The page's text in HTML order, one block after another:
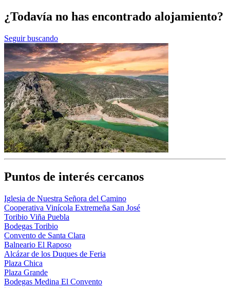
¿Todavía no has encontrado alojamiento?
Seguir buscando
Puntos de interés cercanos
Iglesia de Nuestra Señora del Camino
Cooperativa Vinícola Extremeña San José
Toribio Viña Puebla
Bodegas Toribio
Convento de Santa Clara
Balneario El Raposo
Alcázar de los Duques de Feria
Plaza Chica
Plaza Grande
Bodegas Medina El Convento